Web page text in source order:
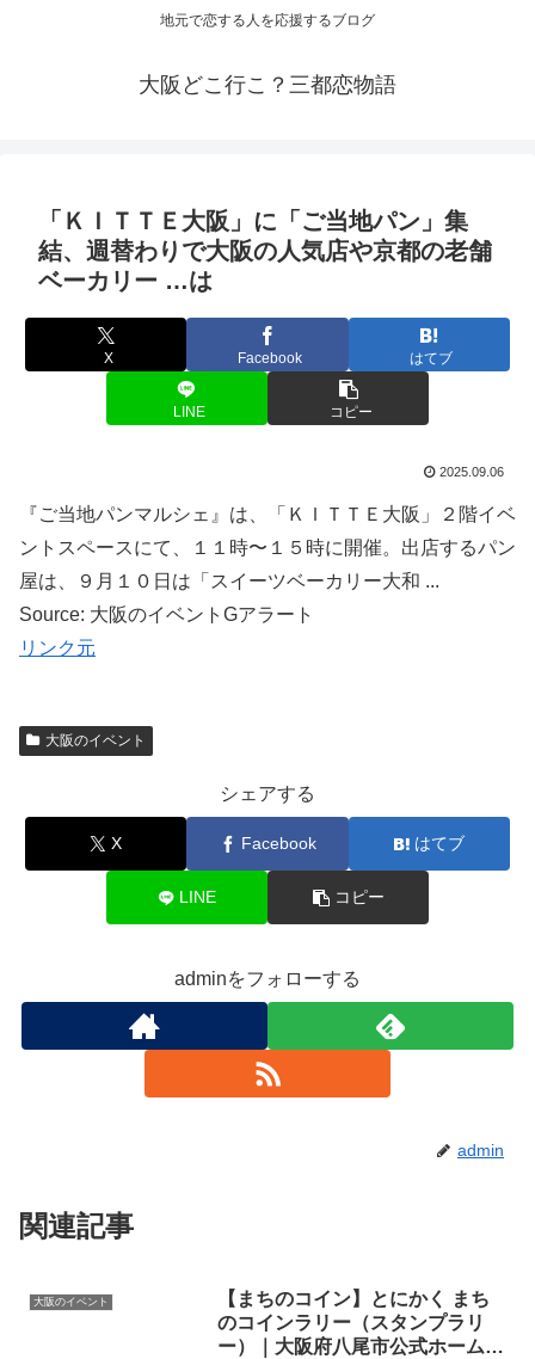
地元で恋する人を応援するブログ
大阪どこ行こ？三都恋物語
「ＫＩＴＴＥ 大阪 」に「ご当地パン」集
結、週替わりで大阪の人気店や京都の老舗
ベーカリー …は
X Facebook はてブ
LINE コピー
2025.09.06
『ご当地パンマルシェ』は、「ＫＩＴＴＥ大阪」２階イベ
ントスペースにて、１１時〜１５時に開催。出店するパン
屋は、９月１０日は「スイーツベーカリー大和 ...
Source: 大阪のイベントGアラート
リンク元
大阪のイベント
シェアする
X Facebook はてブ
LINE コピー
adminをフォローする
admin
関連記事
大阪のイベント
【まちのコイン】とにかく まち
のコインラリー（スタンプラリ
ー）｜ 大阪府八尾市公式ホームペ